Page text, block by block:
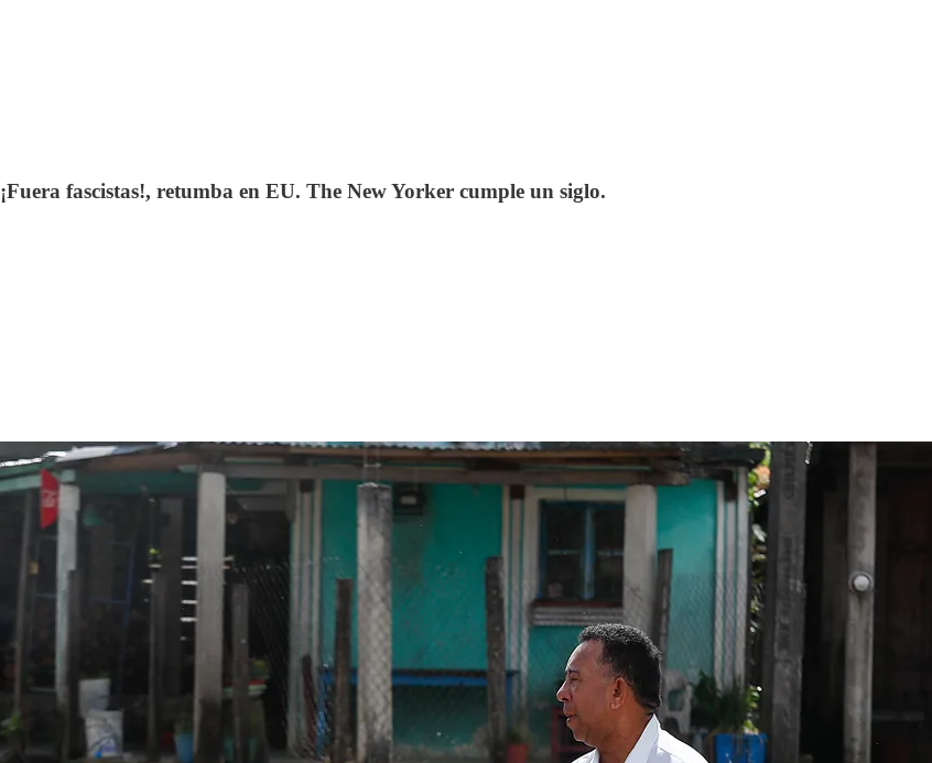
fascistas!, retumba en EU. The New Yorker cumple un siglo.